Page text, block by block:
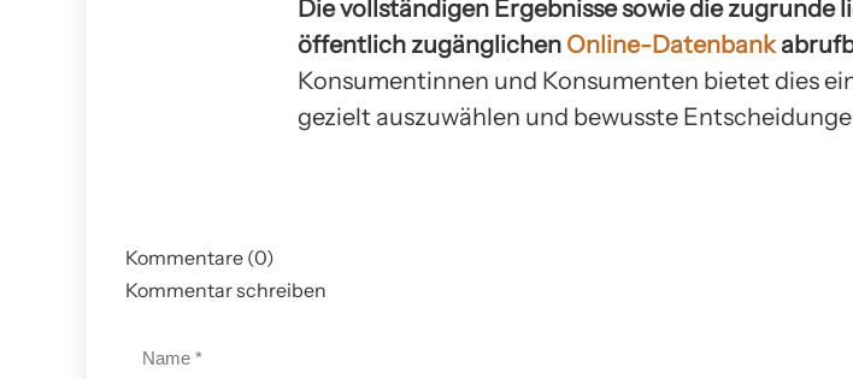
Die vollständigen Ergebnisse sowie die
öffentlich zugänglichen Online-Datenbank
Konsumentinnen und Konsumenten bietet dies
gezielt auszuwählen und bewusste
Kommentare (0)
Kommentar schreiben